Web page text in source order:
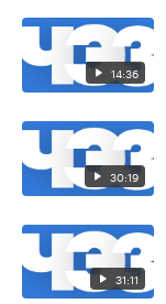
14:36
30:19
31:11